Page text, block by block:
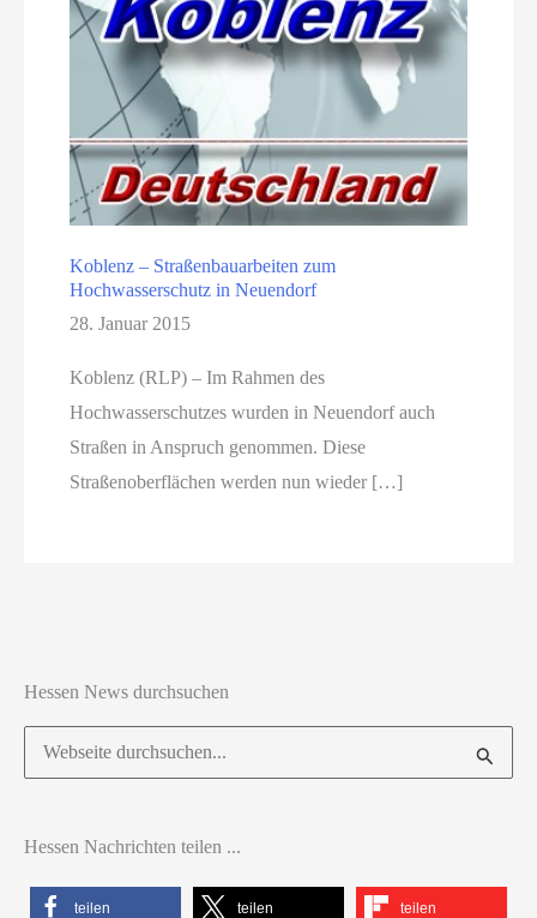
Koblenz – Straßenbauarbeiten zum
Hochwasserschutz in Neuendorf
28. Januar 2015
Koblenz (RLP) – Im Rahmen des
Hochwasserschutzes wurden in Neuendorf auch
Straßen in Anspruch genommen. Diese
Straßenoberflächen werden nun wieder […]
Hessen News durchsuchen
Suchen
nach:
Hessen Nachrichten teilen ...
teilen teilen teilen